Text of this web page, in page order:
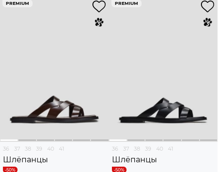
PREMIUM
36 37 38 39 40 41
Шлёпанцы
PREMIUM
36 37 38 39 40 41
Шлёпанцы